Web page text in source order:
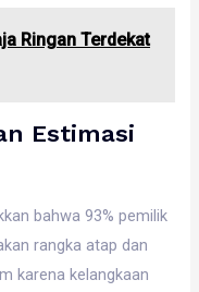
Ringan Terdekat
Estimasi
bahwa 93% pemilik
rangka atap dan
karena kelangkaan